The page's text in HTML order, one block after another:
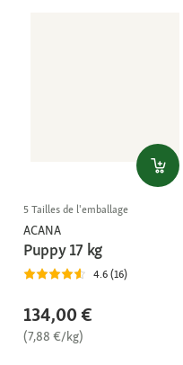
5 Tailles de l'emballage
ACANA
Puppy 17 kg
4.6 (16)
134,00 €
(7,88 €/kg)